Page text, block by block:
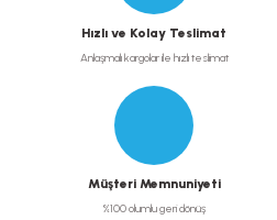
Hızlı ve Kolay Teslimat
Anlaşmalı kargolar ile hızlı teslimat
Müşteri Memnuniyeti
%100 olumlu geri dönüş